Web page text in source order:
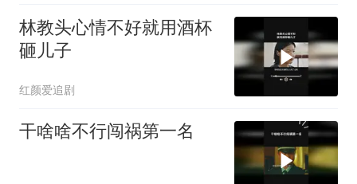
林教头心情不好就用酒杯
砸儿子
红颜爱追剧
干啥啥不行闯祸第一名